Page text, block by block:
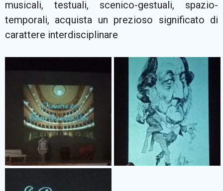
musicali, testuali, scenico-gestuali, spazio-
temporali, acquista un prezioso significato di
carattere interdisciplinare